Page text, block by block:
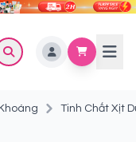
Tinh Chất Xịt